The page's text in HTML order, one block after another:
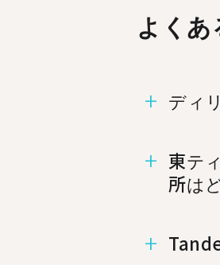
よくあ
ディ
ディ
東テ
所は
ことが